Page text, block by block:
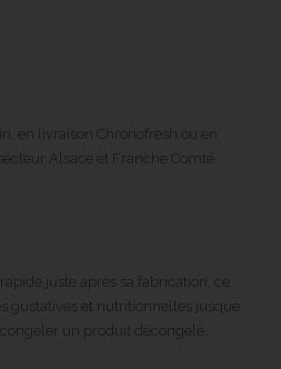
en livraison Chronofresh ou en
Alsace et Franche Comté
juste après sa fabrication, ce
gustatives et nutritionnelles jusque
un produit décongelé.